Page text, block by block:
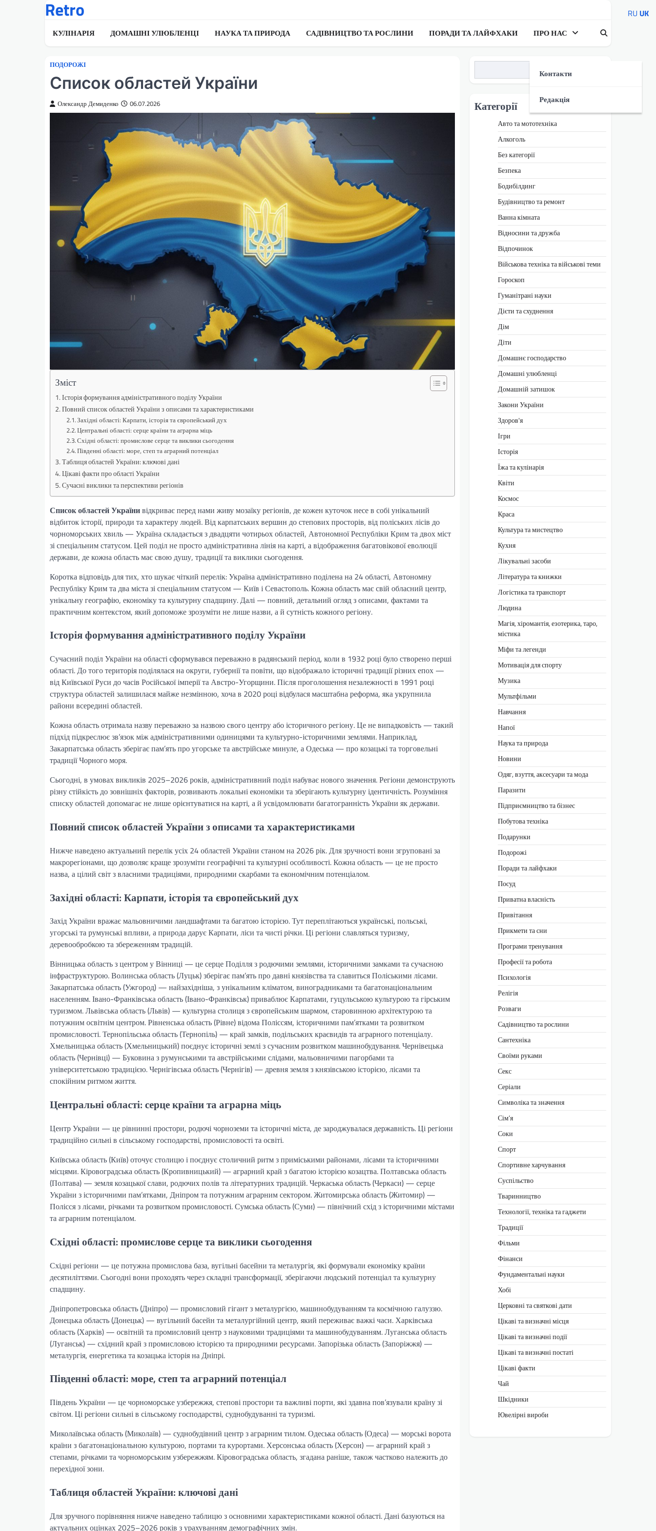
Retro
КУЛІНАРІЯ ДОМАШНІ УЛЮБЛЕНЦІ НАУКА ТА ПРИРОДА САДІВНИЦТВО ТА РОСЛИНИ ПОРАДИ ТА ЛАЙФХАКИ ПРО НАС
Контакти
Редакція
ПОДОРОЖІ
Список областей України
Олександр Демиденко 06.07.2026
Зміст
Історія формування адміністративного поділу України
Повний список областей України з описами та характеристиками
Західні області: Карпати, історія та європейський дух
Центральні області: серце країни та аграрна міць
Східні області: промислове серце та виклики сьогодення
Південні області: море, степ та аграрний потенціал
Таблиця областей України: ключові дані
Цікаві факти про області України
Сучасні виклики та перспективи регіонів
Список областей Українивідкриває перед нами живу мозаїку регіонів, де кожен куточок несе в собі унікальний
відбиток історії, природи та характеру людей. Від карпатських вершин до степових просторів, від поліських лісів до
чорноморських хвиль — Україна складається з двадцяти чотирьох областей, Автономної Республіки Крим та двох міст
зі спеціальним статусом. Цей поділ не просто адміністративна лінія на карті, а відображення багатовікової еволюції
держави, де кожна область має свою душу, традиції та виклики сьогодення.
Коротка відповідь для тих, хто шукає чіткий перелік: Україна адміністративно поділена на 24 області, Автономну
Республіку Крим та два міста зі спеціальним статусом — Київ і Севастополь. Кожна область має свій обласний центр,
унікальну географію, економіку та культурну спадщину. Далі — повний, детальний огляд з описами, фактами та
практичним контекстом, який допоможе зрозуміти не лише назви, а й сутність кожного регіону.
Історія формування адміністративного поділу України
Сучасний поділ України на області сформувався переважно в радянський період, коли в 1932 році було створено перші
області. До того територія поділялася на округи, губернії та повіти, що відображало історичні традиції різних епох —
від Київської Руси до часів Російської імперії та Австро-Угорщини. Після проголошення незалежності в 1991 році
структура областей залишилася майже незмінною, хоча в 2020 році відбулася масштабна реформа, яка укрупнила
райони всередині областей.
Кожна область отримала назву переважно за назвою свого центру або історичного регіону. Це не випадковість — такий
підхід підкреслює зв’язок між адміністративними одиницями та культурно-історичними землями. Наприклад,
Закарпатська область зберігає пам’ять про угорське та австрійське минуле, а Одеська — про козацькі та торговельні
традиції Чорного моря.
Сьогодні, в умовах викликів 2025–2026 років, адміністративний поділ набуває нового значення. Регіони демонструють
різну стійкість до зовнішніх факторів, розвивають локальні економіки та зберігають культурну ідентичність. Розуміння
списку областей допомагає не лише орієнтуватися на карті, а й усвідомлювати багатогранність України як держави.
Повний список областей України з описами та характеристиками
Нижче наведено актуальний перелік усіх 24 областей України станом на 2026 рік. Для зручності вони згруповані за
макрорегіонами, що дозволяє краще зрозуміти географічні та культурні особливості. Кожна область — це не просто
назва, а цілий світ з власними традиціями, природними скарбами та економічним потенціалом.
Західні області: Карпати, історія та європейський дух
Захід України вражає мальовничими ландшафтами та багатою історією. Тут переплітаються українські, польські,
угорські та румунські впливи, а природа дарує Карпати, ліси та чисті річки. Ці регіони славляться туризму,
деревообробкою та збереженням традицій.
Вінницька область з центром у Вінниці — це серце Поділля з родючими землями, історичними замками та сучасною
інфраструктурою. Волинська область (Луцьк) зберігає пам’ять про давні князівства та славиться Поліськими лісами.
Закарпатська область (Ужгород) — найзахідніша, з унікальним кліматом, виноградниками та багатонаціональним
населенням. Івано-Франківська область (Івано-Франківськ) приваблює Карпатами, гуцульською культурою та гірським
туризмом. Львівська область (Львів) — культурна столиця з європейським шармом, старовинною архітектурою та
потужним освітнім центром. Рівненська область (Рівне) відома Поліссям, історичними пам’ятками та розвитком
промисловості. Тернопільська область (Тернопіль) — край замків, подільських краєвидів та аграрного потенціалу.
Хмельницька область (Хмельницький) поєднує історичні землі з сучасним розвитком машинобудування. Чернівецька
область (Чернівці) — Буковина з румунськими та австрійськими слідами, мальовничими пагорбами та
університетською традицією. Чернігівська область (Чернігів) — древня земля з князівською історією, лісами та
спокійним ритмом життя.
Центральні області: серце країни та аграрна міць
Центр України — це рівнинні простори, родючі чорноземи та історичні міста, де зароджувалася державність. Ці регіони
традиційно сильні в сільському господарстві, промисловості та освіті.
Київська область (Київ) оточує столицю і поєднує столичний ритм з приміськими районами, лісами та історичними
місцями. Кіровоградська область (Кропивницький) — аграрний край з багатою історією козацтва. Полтавська область
(Полтава) — земля козацької слави, родючих полів та літературних традицій. Черкаська область (Черкаси) — серце
України з історичними пам’ятками, Дніпром та потужним аграрним сектором. Житомирська область (Житомир) —
Полісся з лісами, річками та розвитком промисловості. Сумська область (Суми) — північний схід з історичними містами
та аграрним потенціалом.
Східні області: промислове серце та виклики сьогодення
Східні регіони — це потужна промислова база, вугільні басейни та металургія, які формували економіку країни
десятиліттями. Сьогодні вони проходять через складні трансформації, зберігаючи людський потенціал та культурну
спадщину.
Дніпропетровська область (Дніпро) — промисловий гігант з металургією, машинобудуванням та космічною галуззю.
Донецька область (Донецьк) — вугільний басейн та металургійний центр, який переживає важкі часи. Харківська
область (Харків) — освітній та промисловий центр з науковими традиціями та машинобудуванням. Луганська область
(Луганськ) — східний край з промисловою історією та природними ресурсами. Запорізька область (Запоріжжя) —
металургія, енергетика та козацька історія на Дніпрі.
Південні області: море, степ та аграрний потенціал
Південь України — це чорноморське узбережжя, степові простори та важливі порти, які здавна пов’язували країну зі
світом. Ці регіони сильні в сільському господарстві, суднобудуванні та туризмі.
Миколаївська область (Миколаїв) — суднобудівний центр з аграрним тилом. Одеська область (Одеса) — морські ворота
країни з багатонаціональною культурою, портами та курортами. Херсонська область (Херсон) — аграрний край з
степами, річками та чорноморським узбережжям. Кіровоградська область, згадана раніше, також частково належить до
перехідної зони.
Таблиця областей України: ключові дані
Для зручного порівняння нижче наведено таблицю з основними характеристиками кожної області. Дані базуються на
актуальних оцінках 2025–2026 років з урахуванням демографічних змін.
Категорії
Авто та мототехніка
Алкоголь
Без категорії
Безпека
Бодибілдинг
Будівництво та ремонт
Ванна кімната
Відносини та дружба
Відпочинок
Військова техніка та військові теми
Гороскоп
Гуманітрані науки
Дієти та схуднення
Дім
Діти
Домашнє господарство
Домашні улюбленці
Домашній затишок
Закони України
Здоров'я
Ігри
Історія
Їжа та кулінарія
Квіти
Космос
Краса
Культура та мистецтво
Кухня
Лікувальні засоби
Література та книжки
Логістика та транспорт
Людина
Магія, хіромантія, езотерика, таро,
містика
Міфи та легенди
Мотивація для спорту
Музика
Мультфільми
Навчання
Напої
Наука та природа
Новини
Одяг, взуття, аксесуари та мода
Паразити
Підприємництво та бізнес
Побутова техніка
Подарунки
Подорожі
Поради та лайфхаки
Посуд
Приватна власність
Привітання
Прикмети та сни
Програми тренування
Професії та робота
Психологія
Релігія
Розваги
Садівництво та рослини
Сантехніка
Своїми руками
Секс
Серіали
Символіка та значення
Сім’я
Соки
Спорт
Спортивне харчування
Суспільство
Тваринництво
Технології, техніка та гаджети
Традиції
Фільми
Фінанси
Фундаментальні науки
Хобі
Церковні та святкові дати
Цікаві та визначні місця
Цікаві та визначні події
Цікаві та визначні постаті
Цікаві факти
Чай
Шкідники
Ювелірні вироби
RU UK